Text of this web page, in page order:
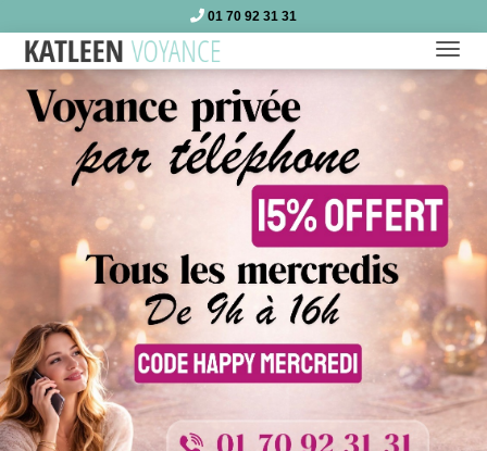
01 70 92 31 31